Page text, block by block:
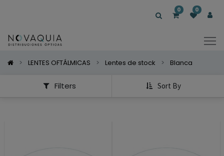
0 0
LENTES OFTÁLMICAS Lentes de stock Blanca
Filters Sort By
Mostrar